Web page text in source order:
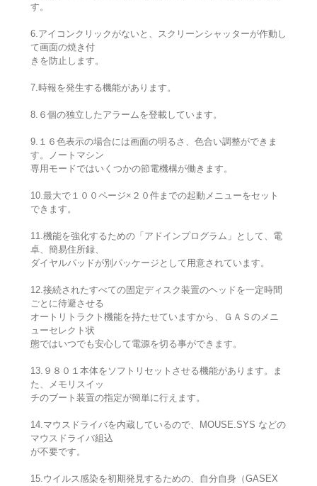
す。
6.アイコンクリックがないと、スクリーンシャッターが作動し
て画面の焼き付
きを防止します。
7.時報を発生する機能があります。
8.６個の独立したアラームを登載しています。
9.１６色表示の場合には画面の明るさ、色合い調整ができま
す。ノートマシン
専用モードではいくつかの節電機構が働きます。
10.最大で１００ページ×２０件までの起動メニューをセット
できます。
11.機能を強化するための「アドインプログラム」として、電
卓、簡易住所録、
ダイヤルパッドが別パッケージとして用意されています。
12.接続されたすべての固定ディスク装置のヘッドを一定時間
ごとに待避させる
オートリトラクト機能を持たせていますから、ＧＡＳのメニ
ューセレクト状
態ではいつでも安心して電源を切る事ができます。
13.９８０１本体をソフトリセットさせる機能があります。ま
た、メモリスイッ
チのブート装置の指定が簡単に行えます。
14.マウスドライバを内蔵しているので、MOUSE.SYS などの
マウスドライバ組込
が不要です。
15.ウイルス感染を初期発見するための、自分自身（GASEX